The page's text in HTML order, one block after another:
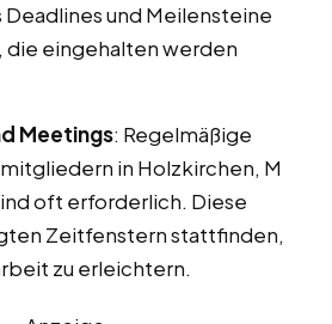
und Meilensteine
eingehalten werden
Meetings: Regelmäßige
in Holzkirchen, M
oft erforderlich. Diese
Zeitfenstern stattfinden,
zu erleichtern.